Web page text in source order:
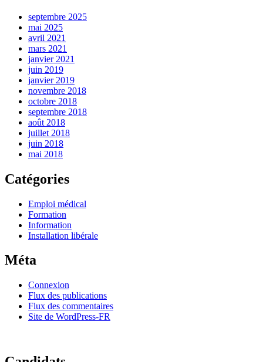
septembre 2025
mai 2025
avril 2021
mars 2021
janvier 2021
juin 2019
janvier 2019
novembre 2018
octobre 2018
septembre 2018
août 2018
juillet 2018
juin 2018
mai 2018
Catégories
Emploi médical
Formation
Information
Installation libérale
Méta
Connexion
Flux des publications
Flux des commentaires
Site de WordPress-FR